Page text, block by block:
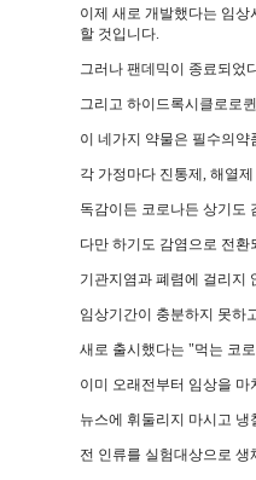
이제 새로 개발했다는 임
할 것입니다.
그러나 팬데믹이 종료되었
그리고 하이드록시클로로
이 네가지 약물은 필수의약
각 가정마다 진통제, 해열
독감이든 코로나든 상기도
다만 하기도 감염으로 전
기관지염과 폐렴에 걸리지
임상기간이 충분하지 못하
새로 출시했다는 "먹는 코
이미 오래전부터 임상을
뉴스에 휘둘리지 마시고
전 인류를 실험대상으로